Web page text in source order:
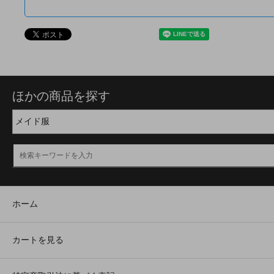
ほかの商品を探す
ホーム
カートを見る